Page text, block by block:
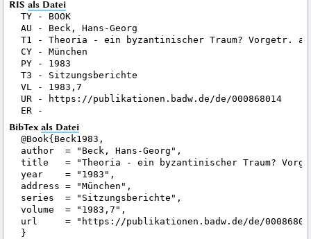
RIS als Datei
TY - BOOK
AU - Beck, Hans-Georg
T1 - Theoria - ein byzantinischer Traum? Vorgetr.
CY - München
PY - 1983
T3 - Sitzungsberichte
VL - 1983,7
UR - https://publikationen.badw.de/de/000868014
BibTex als Datei
@Book{Beck1983,
author  = "Beck, Hans-Georg",
title   = "Theoria - ein byzantinischer Traum?
year    = "1983",
address = "München",
series  = "Sitzungsberichte",
volume  = "1983,7",
url     = "https://publikationen.badw.de/de/